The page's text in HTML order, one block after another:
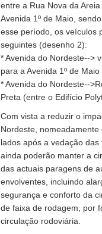
entre a Rua Nova da
Avenida 1º de Maio,
esse período, os veículos
seguintes (desenho 2):
* Avenida do Nordeste-->
para a Avenida 1º de
* Avenida do Nordeste--
Preta (entre o Edifício
Com vista a reduzir o
Nordeste,
lados após a vedação
ainda poderão manter a
das actuais paragens de
envolventes, incluindo
segurança e conforto da
de faixa de rodagem, por
circulação rodoviária.